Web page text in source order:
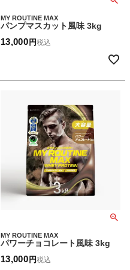
MY ROUTINE MAX
パンプマスカット風味 3kg
13,000 税込
MY ROUTINE MAX
パワーチョコレート風味 3kg
13,000 税込